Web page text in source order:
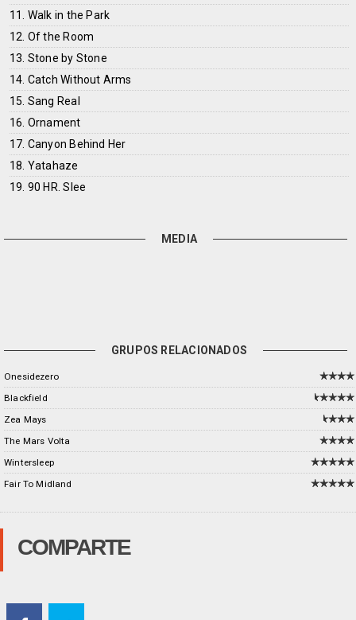
11. Walk in the Park
12. Of the Room
13. Stone by Stone
14. Catch Without Arms
15. Sang Real
16. Ornament
17. Canyon Behind Her
18. Yatahaze
19. 90 HR. Slee
MEDIA
GRUPOS RELACIONADOS
Onesidezero
Blackfield
Zea Mays
The Mars Volta
Wintersleep
Fair To Midland
COMPARTE